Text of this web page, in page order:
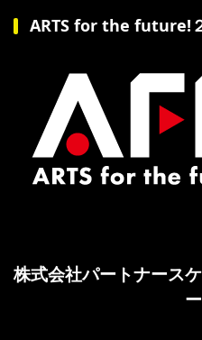
ARTS for the future!
株式会社パートナース
ー